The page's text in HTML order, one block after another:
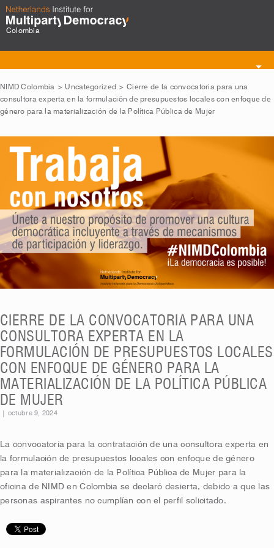
Colombia
Toggle
navigation
NIMD Colombia > Uncategorized > Cierre de la convocatoria para una
consultora experta en la formulación de presupuestos locales con enfoque de
género para la materialización de la Política Pública de Mujer
CIERRE DE LA CONVOCATORIA PARA UNA
CONSULTORA EXPERTA EN LA
FORMULACIÓN DE PRESUPUESTOS LOCALES
CON ENFOQUE DE GÉNERO PARA LA
MATERIALIZACIÓN DE LA POLÍTICA PÚBLICA
DE MUJER
octubre 9, 2024
La convocatoria para la contratación de una consultora experta en
la formulación de presupuestos locales con enfoque de género
para la materialización de la Política Pública de Mujer para la
oficina de NIMD en Colombia se declaró desierta, debido a que las
personas aspirantes no cumplían con el perfil solicitado.